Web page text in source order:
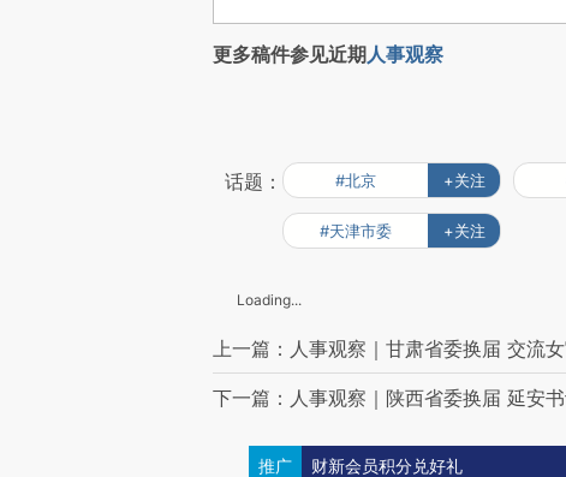
更多稿件参见近期人事观察
话题： #北京 +关注
#天津市委 +关注
Loading...
上一篇：人事观察｜甘肃省委换届 交流
下一篇：人事观察｜陕西省委换届 延安
推广 财新会员积分兑好礼